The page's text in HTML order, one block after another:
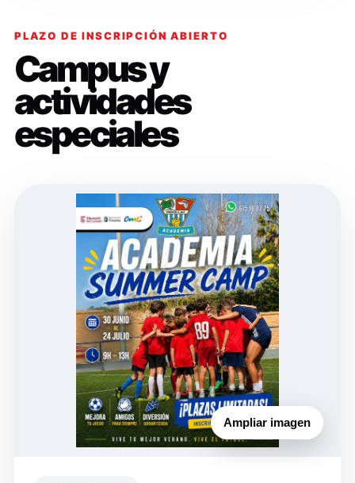
PLAZO DE INSCRIPCIÓN ABIERTO
Campus y
actividades
especiales
Ampliar imagen